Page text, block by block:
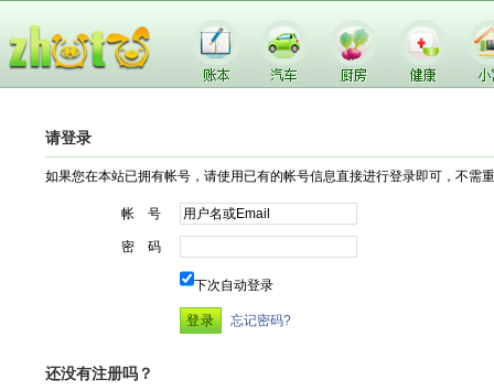
请登录
如果您在本站已拥有帐号，请使用已有的帐号信息直接进行登录即可，不需
帐 号
密 码
下次自动登录
忘记密码?
还没有注册吗？